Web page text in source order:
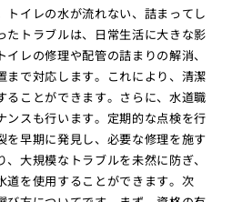
トイレの水が流れない、詰まってし
たトラブルは、日常生活に大きな影
レの修理や配管の詰まりの解消、
まで対応します。これにより、清潔
ることができます。さらに、水道職
ンスも行います。定期的な点検を行
を早期に発見し、必要な修理を施す
大規模なトラブルを未然に防ぎ、
道を使用することができます。次